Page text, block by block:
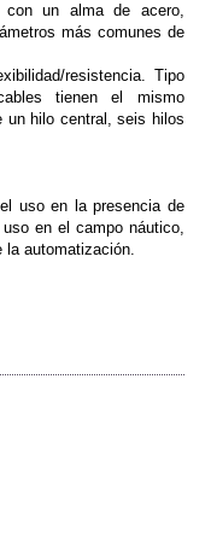
con un alma de acero,
más comunes de
resistencia. Tipo
tienen el mismo
un hilo central, seis hilos
uso en la presencia de
en el campo náutico,
la automatización.